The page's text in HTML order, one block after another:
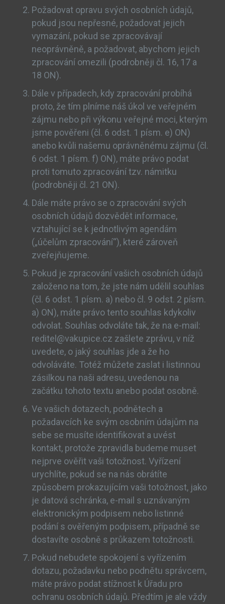
Požadovat opravu svých osobních údajů,
pokud jsou nepřesné, požadovat jejich
vymazání, pokud se zpracovávají
neoprávněně, a požadovat, abychom jejich
zpracování omezili (podrobněji čl. 16, 17 a
18 ON).
Dále v případech, kdy zpracování probíhá
proto, že tím plníme náš úkol ve veřejném
zájmu nebo při výkonu veřejné moci, kterým
jsme pověřeni (čl. 6 odst. 1 písm. e) ON)
anebo kvůli našemu oprávněnému zájmu (čl.
6 odst. 1 písm. f) ON), máte právo podat
proti tomuto zpracování tzv. námitku
(podrobněji čl. 21 ON).
Dále máte právo se o zpracování svých
osobních údajů dozvědět informace,
vztahující se k jednotlivým agendám
(„účelům zpracování“), které zároveň
zveřejňujeme.
Pokud je zpracování vašich osobních údajů
založeno na tom, že jste nám udělil souhlas
(čl. 6 odst. 1 písm. a) nebo čl. 9 odst. 2 písm.
a) ON), máte právo tento souhlas kdykoliv
odvolat. Souhlas odvoláte tak, že na e-mail:
reditel@vakupice.cz zašlete zprávu, v níž
uvedete, o jaký souhlas jde a že ho
odvoláváte. Totéž můžete zaslat i listinnou
zásilkou na naši adresu, uvedenou na
začátku tohoto textu anebo podat osobně.
Ve vašich dotazech, podnětech a
požadavcích ke svým osobním údajům na
sebe se musíte identifikovat a uvést
kontakt, protože zpravidla budeme muset
nejprve ověřit vaši totožnost. Vyřízení
urychlíte, pokud se na nás obrátíte
způsobem prokazujícím vaši totožnost, jako
je datová schránka, e-mail s uznávaným
elektronickým podpisem nebo listinné
podání s ověřeným podpisem, případně se
dostavíte osobně s průkazem totožnosti.
Pokud nebudete spokojení s vyřízením
dotazu, požadavku nebo podnětu správcem,
máte právo podat stížnost k Úřadu pro
ochranu osobních údajů. Předtím je ale vždy